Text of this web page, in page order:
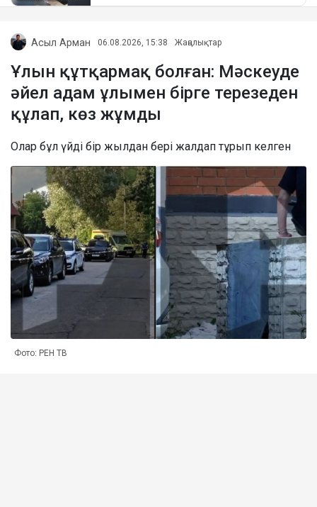
Асыл Арман 06.08.2026, 15:38 Жаңалықтар
Ұлын құтқармақ болған: Мәскеуде
әйел адам ұлымен бірге терезеден
құлап, көз жұмды
Олар бұл үйді бір жылдан бері жалдап тұрып келген
Фото: РЕН ТВ